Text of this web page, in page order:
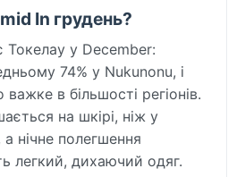
In грудень?
Токелау у December:
74% у Nukunonu, і
важке в більшості регіонів.
на шкірі, ніж у
нічне полегшення
легкий, дихаючий одяг.